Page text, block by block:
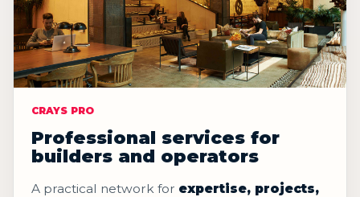
CRAYS PRO
Professional services for
builders and operators
A practical network for expertise, projects,